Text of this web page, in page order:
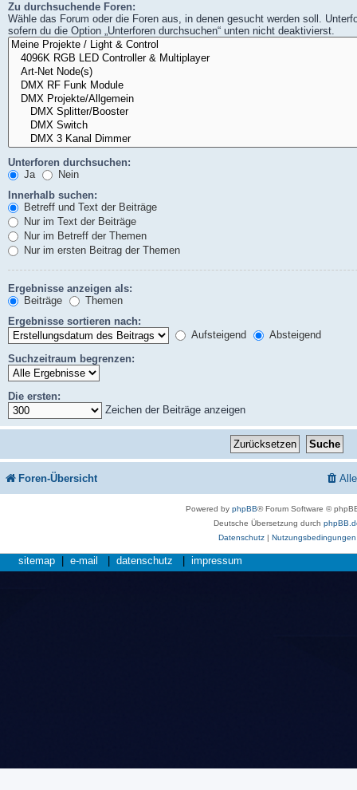
Zu durchsuchende Foren:
Wähle das Forum oder die Foren aus, in denen gesucht werden soll.
sofern du die Option „Unterforen durchsuchen“ unten nicht deaktivierst.
Unterforen durchsuchen:
Ja
Nein
Innerhalb suchen:
Betreff und Text der Beiträge
Nur im Text der Beiträge
Nur im Betreff der Themen
Nur im ersten Beitrag der Themen
Ergebnisse anzeigen als:
Beiträge
Themen
Ergebnisse sortieren nach:
Aufsteigend
Absteigend
Suchzeitraum begrenzen:
Die ersten:
Zeichen der Beiträge anzeigen
Foren-Übersicht
Powered byphpBB® Forum Software ©
Deutsche Übersetzung durch
Datenschutz| Nutzungsbedingungen
sitemap e-mail datenschutz impressum